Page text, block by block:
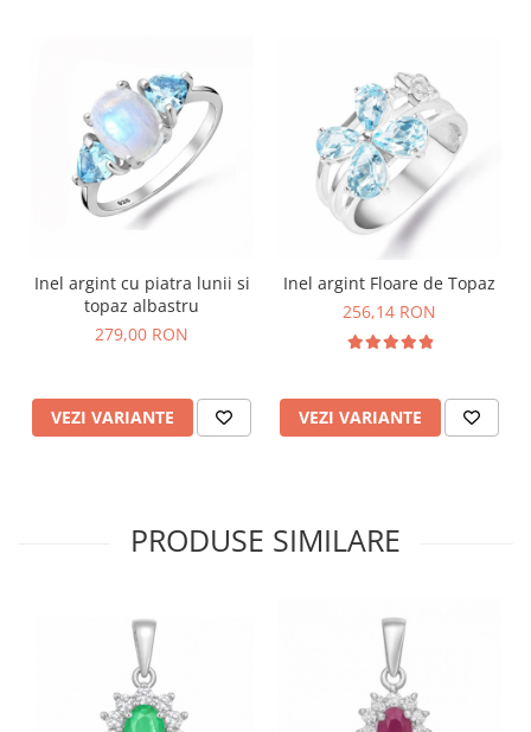
Inel argint cu piatra lunii si
topaz albastru
279,00 RON
VEZI VARIANTE
Inel argint Floare de Topaz
256,14 RON
VEZI VARIANTE
PRODUSE SIMILARE